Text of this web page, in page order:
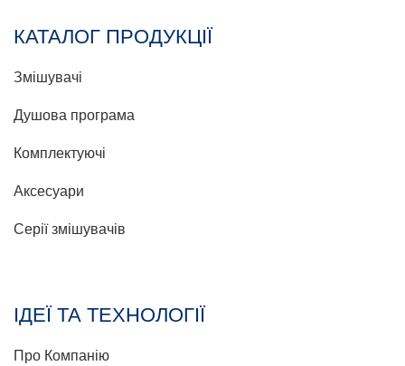
КАТАЛОГ ПРОДУКЦІЇ
Змішувачі
Душова програма
Комплектуючі
Аксесуари
Серії змішувачів
ІДЕЇ ТА ТЕХНОЛОГІЇ
Про Компанію